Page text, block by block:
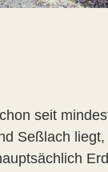
seit
Seßlach